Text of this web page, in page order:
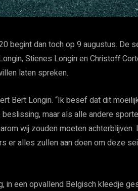
begint dan toch op 9 augustus. De
Stienes Longin en Christoff
laten spreken.
Bert Longin. “Ik besef dat dit
maar als alle andere
wij zouden moeten
er alles zullen aan doen om deze
in een opvallend Belgisch kleedje